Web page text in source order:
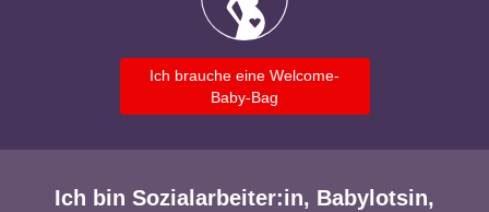
Ich brauche eine Welcome-
Baby-Bag
Ich bin Sozialarbeiter:in, Babylotsin,